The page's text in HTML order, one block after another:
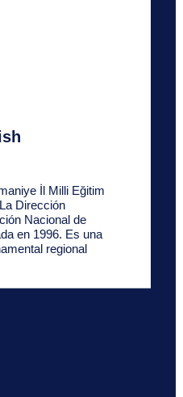
İl Milli Eğitim
Dirección
Nacional de
en 1996. Es una
regional